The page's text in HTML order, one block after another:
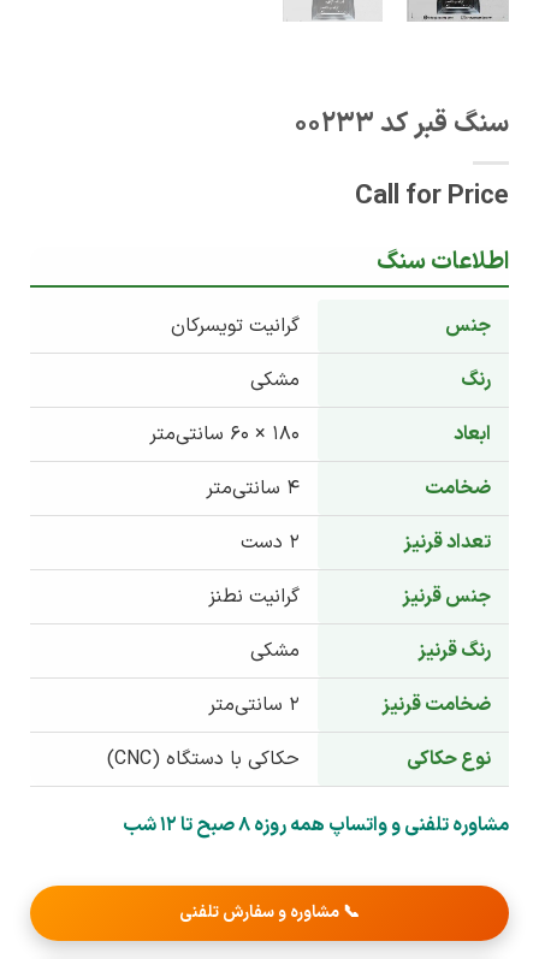
سنگ قبر کد 00233
Call for Price
اطلاعات سنگ
جنس
گرانیت تویسرکان
رنگ
مشکی
ابعاد
180 × 60 سانتی‌متر
ضخامت
تعداد قرنیز
جنس قرنیز
گرانیت نطنز
رنگ قرنیز
مشکی
ضخامت قرنیز
نوع حکاکی
حکاکی با دستگاه (CNC)
مشاوره تلفنی و واتساپ همه روزه 8 صبح تا 12 شب
📞 مشاوره و سفارش تلفنی